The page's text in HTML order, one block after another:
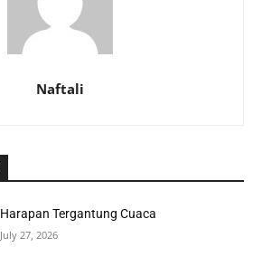
Naftali
Harapan Tergantung Cuaca
July 27, 2026